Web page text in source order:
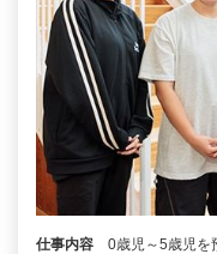
仕事内容
0歳児～5歳児を